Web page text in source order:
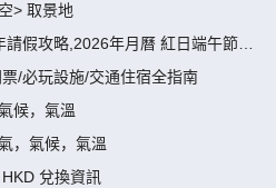
> 取景地
假攻略,2026年月曆 紅日端午節請
/必玩設施/交通住宿全指南
候，氣溫
，氣候，氣溫
兌換資訊